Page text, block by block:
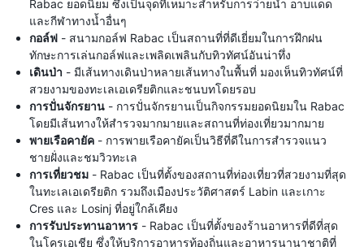
Rabac ยอดนิยม ซึ่งเป็นจุดที่เหมาะสำหรับการว่ายน้ำ อาบแดด
และกีฬาทางน้ำอื่นๆ
กอล์ฟ - สนามกอล์ฟ Rabac เป็นสถานที่ที่ดีเยี่ยมในการฝึกฝน
ทักษะการเล่นกอล์ฟและเพลิดเพลินกับทิวทัศน์อันน่าทึ่ง
เดินป่า - มีเส้นทางเดินป่าหลายเส้นทางในพื้นที่ มองเห็นทิวทัศน์ที่
สวยงามของทะเลเอเดรียติกและชนบทโดยรอบ
การปั่นจักรยาน - การปั่นจักรยานเป็นกิจกรรมยอดนิยมใน Rabac
โดยมีเส้นทางให้สำรวจมากมายและสถานที่ท่องเที่ยวมากมาย
พายเรือคายัค - การพายเรือคายัคเป็นวิธีที่ดีในการสำรวจแนว
ชายฝั่งและชมวิวทะเล
การเที่ยวชม - Rabac เป็นที่ตั้งของสถานที่ท่องเที่ยวที่สวยงามที่สุด
ในทะเลเอเดรียติก รวมถึงเมืองประวัติศาสตร์ Labin และเกาะ
Cres และ Losinj ที่อยู่ใกล้เคียง
การรับประทานอาหาร - Rabac เป็นที่ตั้งของร้านอาหารที่ดีที่สุด
ในโครเอเชีย ซึ่งให้บริการอาหารท้องถิ่นและอาหารนานาชาติที่